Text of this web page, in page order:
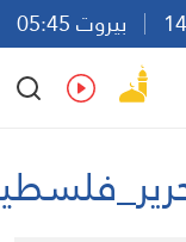
بيروت 05:45
Ar En